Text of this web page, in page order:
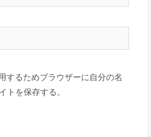
するためブラウザーに自分の名
トを保存する。